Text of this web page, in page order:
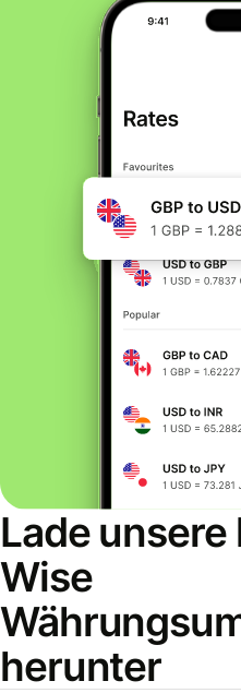
Lade
Wise
herunter